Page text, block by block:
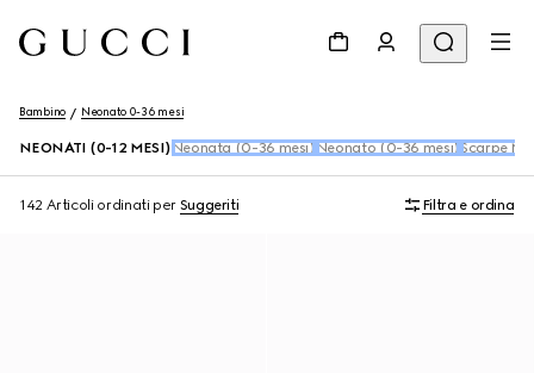
Bambino Neonato 0-36 mesi
NEONATI (0-12 MESI) Neonata (0-36 mesi) Neonato (0-36 mesi) Scarpe
142 Articoli ordinati per Suggeriti Filtra e ordina